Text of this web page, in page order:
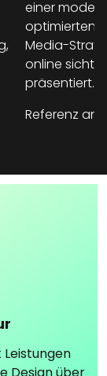
einer
optimierten
Media-
online
präsentiert.​
Referenz